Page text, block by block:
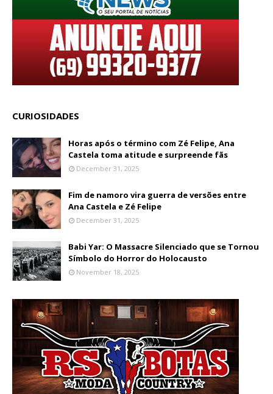
CURIOSIDADES
Horas após o término com Zé Felipe, Ana
Castela toma atitude e surpreende fãs
December 31, 2025
Fim de namoro vira guerra de versões entre
Ana Castela e Zé Felipe
December 31, 2025
Babi Yar: O Massacre Silenciado que se Tornou
Símbolo do Horror do Holocausto
November 18, 2025